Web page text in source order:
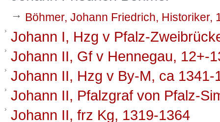
→ Böhmer, Johann Friedrich, Historiker,
Johann I, Hzg v Pfalz-
Johann II, Gf v Hennegau, 12+-
Johann II, Hzg v By-M, ca 1341-
Johann II, Pfalzgraf von Pfalz-
Johann II, frz Kg, 1319-1364